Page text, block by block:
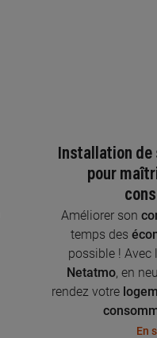
Installation de
pour
Améliorer son
temps des
possible ! Avec
Netatmo, en
rendez votre
En